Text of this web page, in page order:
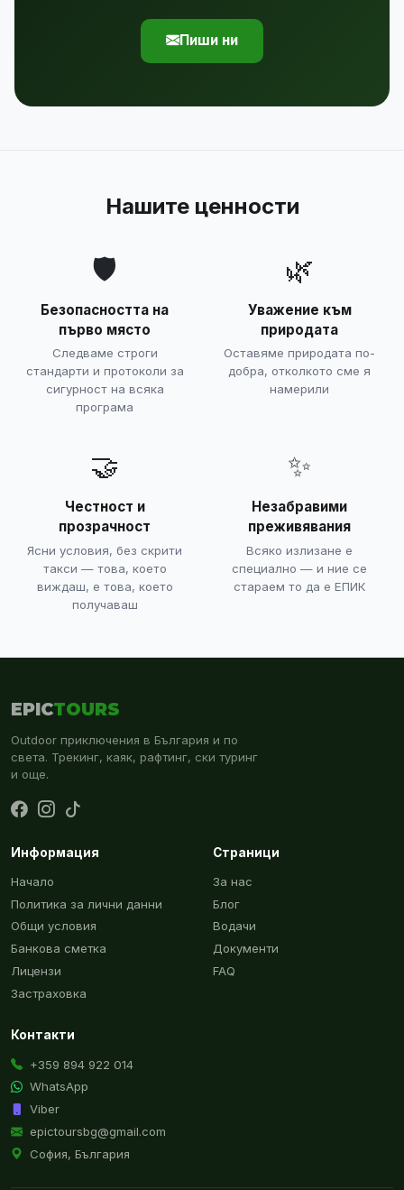
Пиши ни
Нашите ценности
🛡️
Безопасността на
първо място
Следваме строги
стандарти и протоколи за
сигурност на всяка
програма
🌿
Уважение към
природата
Оставяме природата по-
добра, отколкото сме я
намерили
🤝
Честност и
прозрачност
Ясни условия, без скрити
такси — това, което
виждаш, е това, което
получаваш
✨
Незабравими
преживявания
Всяко излизане е
специално — и ние се
стараем то да е ЕПИК
EPICTOURS
Outdoor приключения в България и по
света. Трекинг, каяк, рафтинг, ски туринг
и още.
Информация
Начало
Политика за лични данни
Общи условия
Банкова сметка
Лицензи
Застраховка
Страници
За нас
Блог
Водачи
Документи
FAQ
Контакти
+359 894 922 014
WhatsApp
Viber
epictoursbg@gmail.com
София, България